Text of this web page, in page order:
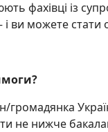
фахівці із
ви можете стати
громадянка
не нижче